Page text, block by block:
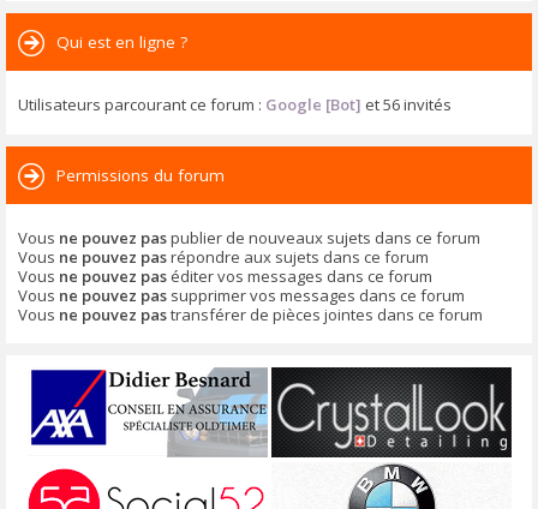
Qui est en ligne ?
Utilisateurs parcourant ce forum : Google [Bot] et 56 invités
Permissions du forum
Vous ne pouvez paspublier de nouveaux sujets dans ce forum
Vous ne pouvez pasrépondre aux sujets dans ce forum
Vous ne pouvez pas éditer vos messages dans ce forum
Vous ne pouvez pas supprimer vos messages dans ce forum
Vous ne pouvez pastransférer de pièces jointes dans ce forum